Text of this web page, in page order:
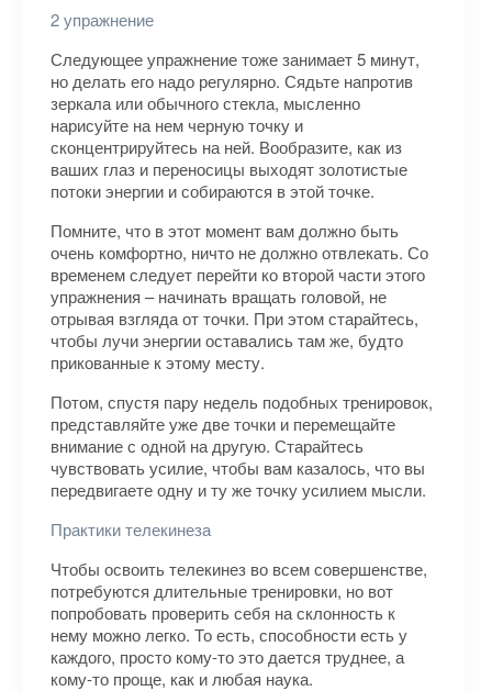
2 упражнение
Следующее упражнение тоже занимает 5 минут,
но делать его надо регулярно. Сядьте напротив
зеркала или обычного стекла, мысленно
нарисуйте на нем черную точку и
сконцентрируйтесь на ней. Вообразите, как из
ваших глаз и переносицы выходят золотистые
потоки энергии и собираются в этой точке.
Помните, что в этот момент вам должно быть
очень комфортно, ничто не должно отвлекать. Со
временем следует перейти ко второй части этого
упражнения – начинать вращать головой, не
отрывая взгляда от точки. При этом старайтесь,
чтобы лучи энергии оставались там же, будто
прикованные к этому месту.
Потом, спустя пару недель подобных тренировок,
представляйте уже две точки и перемещайте
внимание с одной на другую. Старайтесь
чувствовать усилие, чтобы вам казалось, что вы
передвигаете одну и ту же точку усилием мысли.
Практики телекинеза
Чтобы освоить телекинез во всем совершенстве,
потребуются длительные тренировки, но вот
попробовать проверить себя на склонность к
нему можно легко. То есть, способности есть у
каждого, просто кому-то это дается труднее, а
кому-то проще, как и любая наука.